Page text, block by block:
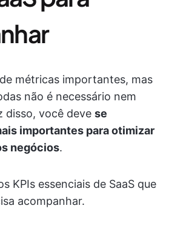
métricas importantes, mas
não é necessário nem
disso, você deve se
importantes para otimizar
negócios.
KPIs essenciais de SaaS que
acompanhar.